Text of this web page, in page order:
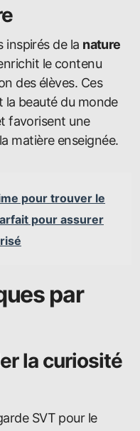
inspirés de la nature
le contenu
des élèves. Ces
la beauté du monde
favorisent une
matière enseignée.
pour trouver le
pour assurer
par
la curiosité
SVT pour le